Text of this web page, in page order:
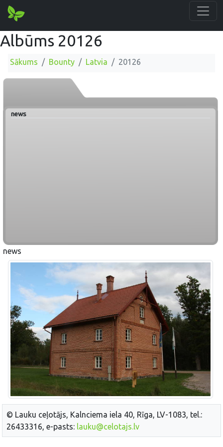
Albūms 20126
Sākums Bounty Latvia 20126
news
news
© Lauku ceļotājs, Kalnciema iela 40, Rīga, LV-1083, tel.:
26433316, e-pasts: lauku@celotajs.lv